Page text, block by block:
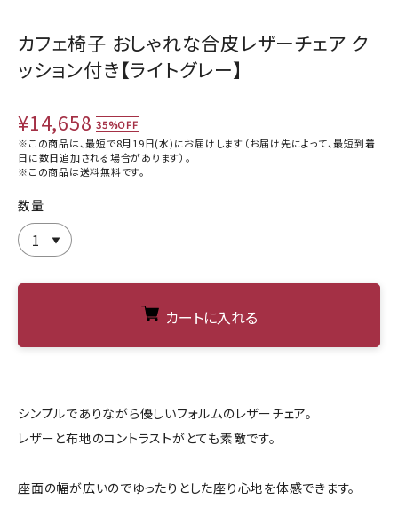
カフェ椅子 おしゃれな合皮レザーチェア ク
ッション付き【ライトグレー】
¥14,658 35%OFF
※この商品は、最短で8月19日(水)にお届けします（お届け先によって、最短到着
日に数日追加される場合があります）。
※この商品は送料無料です。
数量
カートに入れる
シンプルでありながら優しいフォルムのレザーチェア。
レザーと布地のコントラストがとても素敵です。
座面の幅が広いのでゆったりとした座り心地を体感できます。